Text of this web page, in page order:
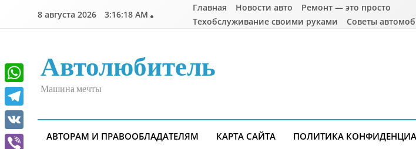
8 августа 2026 3:16:19 AM
Главная Новости авто
Ремонт — это просто
Техобслуживание своими руками
Советы
Автолюбитель
Машина мечты
АВТОРАМ И ПРАВООБЛАДАТЕЛЯМ КАРТА САЙТА ПОЛИТИКА
WhatsApp
Telegram
VK